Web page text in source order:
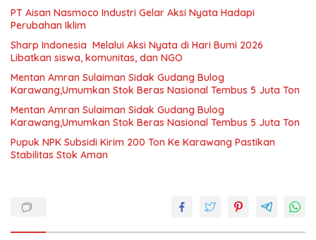
PT Aisan Nasmoco Industri Gelar Aksi Nyata Hadapi
Perubahan Iklim
Sharp Indonesia Melalui Aksi Nyata di Hari Bumi 2026
Libatkan siswa, komunitas, dan NGO
Mentan Amran Sulaiman Sidak Gudang Bulog
Karawang,Umumkan Stok Beras Nasional Tembus 5 Juta Ton
Mentan Amran Sulaiman Sidak Gudang Bulog
Karawang,Umumkan Stok Beras Nasional Tembus 5 Juta Ton
Pupuk NPK Subsidi Kirim 200 Ton Ke Karawang Pastikan
Stabilitas Stok Aman